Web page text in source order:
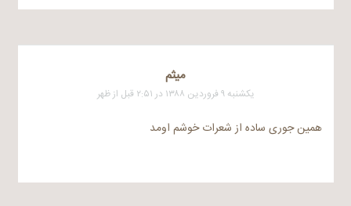
میثم
یکشنبه ۹ فروردین ۱۳۸۸ در ۲:۵۱ قبل از ظهر
همین جوری ساده از شعرات خوشم اومد